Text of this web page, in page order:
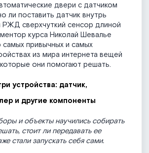
двери с датчиком
ли поставить датчик внутрь
РЖД сверхчуткий сенсор длиной
курса Николай Шевалье
самых привычных и самых
из мира интернета вещей
они помогают решать.
устройства: датчик,
и другие компоненты
и объекты научились собирать
стоит ли передавать ее
стали запускать себя сами.